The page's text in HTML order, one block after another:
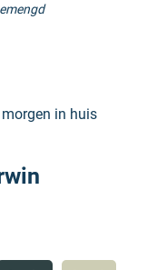
in huis